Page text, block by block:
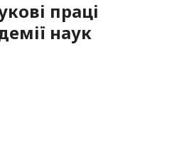
праці
наук